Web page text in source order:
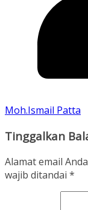
Moh.Ismail Patta
Tinggalkan
Alamat email
wajib ditandai *